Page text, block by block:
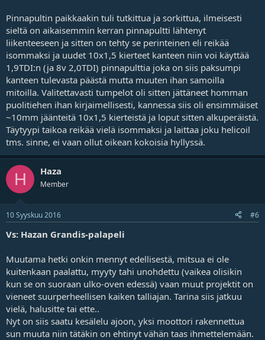
Pinnapultin paikkaakin tuli tutkittua ja sorkittua, ilmeisesti
sieltä on aikaisemmin kerran pinnapultti lähtenyt
liikenteeseen ja sitten on tehty se perinteinen eli reikää
isommaksi ja uudet 10x1,5 kierteet kanteen niin voi käyttää
1,9TDI:n (ja 8v 2,0TDI) pinnapulttia joka on siis paksumpi
kanteen tulevasta päästä mutta muuten ihan samoilla
mitoilla. Valitettavasti tumpelot oli sitten jättäneet homman
puolitiehen ihan kirjaimellisesti, kannessa siis oli ensimmäiset
~10mm jäänteitä 10x1,5 kierteistä ja loput sitten alkuperäistä.
Täytyypi taikoa reikää vielä isommaksi ja laittaa joku helicoil
tms. sinne, ei vaan ollut oikean kokoisia hyllyssä.
H Haza
Member
10 Syyskuu 2016 #6
Vs: Hazan Grandis-palapeli
Muutama hetki onkin mennyt edellisestä, mitsua ei ole
kuitenkaan paalattu, myyty tahi unohdettu (vaikea olisikin
kun se on suoraan ulko-oven edessä) vaan muut projektit on
vieneet suurperheellisen kaiken talliajan. Tarina siis jatkuu
vielä, halusitte tai ette..
Nyt on siis saatu kesälelu ajoon, yksi moottori rakennettua
sun muuta niin tätäkin on ehtinyt vähän taas ihmettelemään.